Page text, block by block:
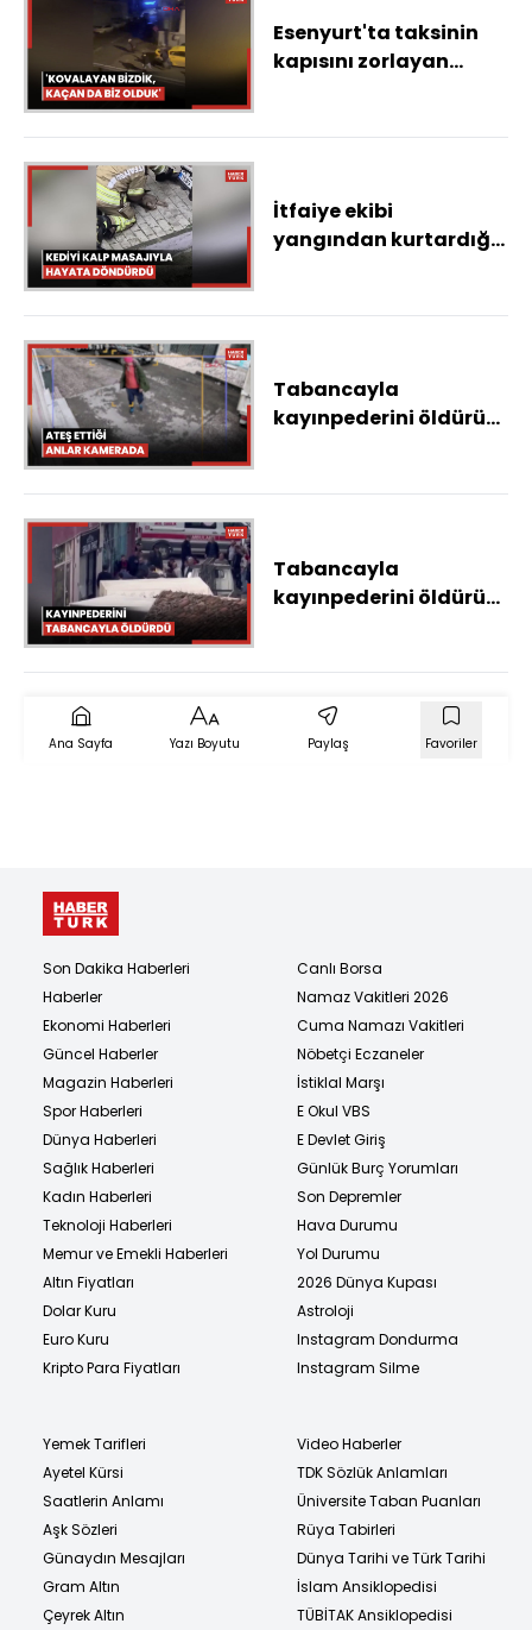
Esenyurt'ta taksinin
kapısını zorlayan
palayla kovaladı
İtfaiye ekibi
yangından kurtardığı
Tabancayla
kayınpederini öldürüp,
kaçtı
Tabancayla
kayınpederini öldürüp,
kaçtı
Ana Sayfa Yazı Boyutu Paylaş Favoriler
Son Dakika Haberleri
Haberler
Ekonomi Haberleri
Güncel Haberler
Magazin Haberleri
Spor Haberleri
Dünya Haberleri
Sağlık Haberleri
Kadın Haberleri
Teknoloji Haberleri
Memur ve Emekli Haberleri
Altın Fiyatları
Dolar Kuru
Euro Kuru
Kripto Para Fiyatları
Canlı Borsa
Namaz Vakitleri 2026
Cuma Namazı Vakitleri
Nöbetçi Eczaneler
İstiklal Marşı
E Okul VBS
E Devlet Giriş
Günlük Burç Yorumları
Son Depremler
Hava Durumu
Yol Durumu
2026 Dünya Kupası
Astroloji
Instagram Dondurma
Instagram Silme
Yemek Tarifleri
Ayetel Kürsi
Saatlerin Anlamı
Aşk Sözleri
Günaydın Mesajları
Gram Altın
Çeyrek Altın
Video Haberler
TDK Sözlük Anlamları
Üniversite Taban Puanları
Rüya Tabirleri
Dünya Tarihi ve Türk Tarihi
İslam Ansiklopedisi
TÜBİTAK Ansiklopedisi